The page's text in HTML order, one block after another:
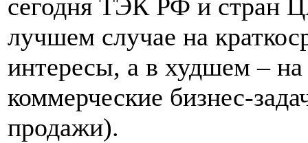
сегодня ТЭК РФ и стран
лучшем случае на
интересы, а в худшем –
коммерческие бизнес-
продажи).